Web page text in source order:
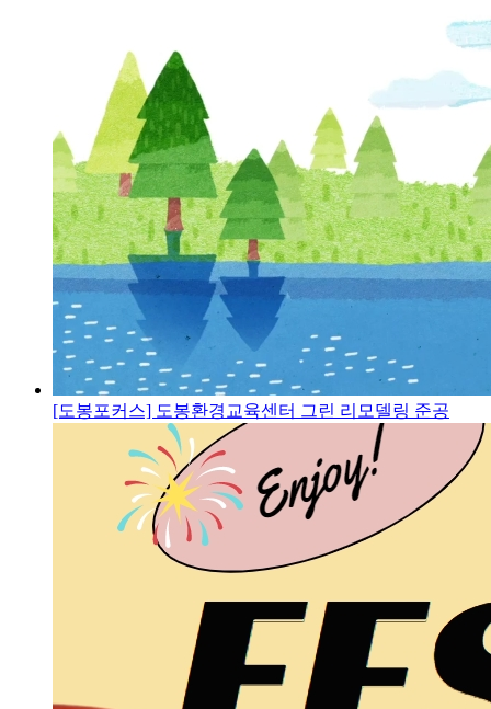
[도봉포커스] 도봉환경교육센터 그린 리모델링 준공